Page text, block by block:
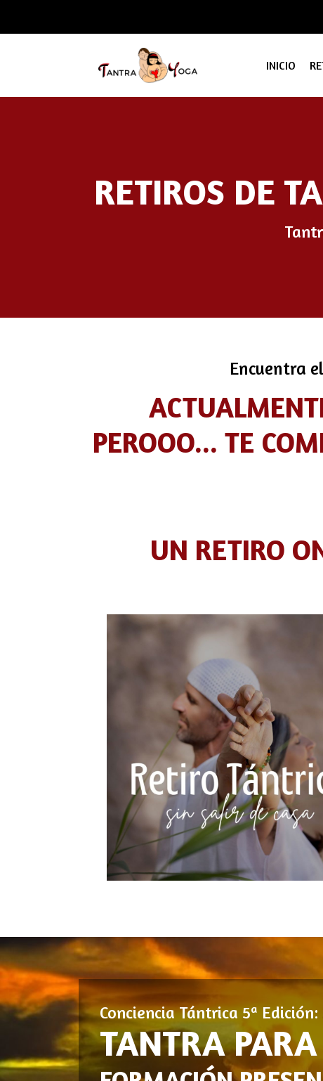
INICIO
RETIROS DE
Encuentra
PEROOO... TE
UN RETIRO
Conciencia Tántrica 5ª
TANTRA PARA